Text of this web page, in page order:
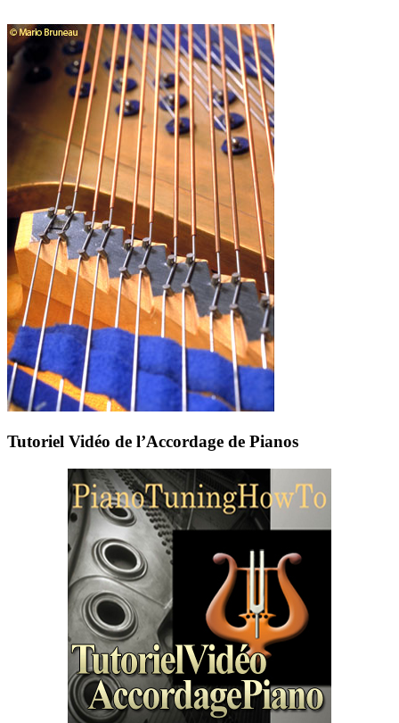
Tutoriel Vidéo de l’Accordage de Pianos